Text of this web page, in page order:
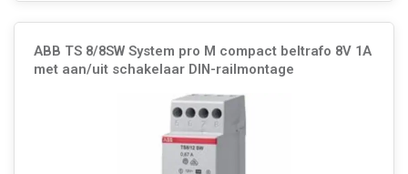
ABB TS 8/8SW System pro M compact beltrafo 8V 1A
met aan/uit schakelaar DIN-railmontage